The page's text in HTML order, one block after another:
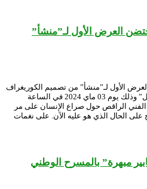
العرض الأول لـ”منشأ”
الأول لـ”منشأ” من تصميم الكوريغراف
فايزة معمري للجمعية الثقافية “بروفيل” وذلك يوم 03 ماي 2024 في الساعة
الراقص حول صراع الإنسان على مر
على الحال الذي هو عليه الآن. على نغمات
مبهرة” بالمسرح الوطني